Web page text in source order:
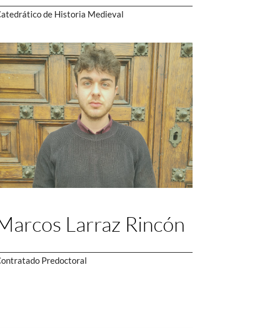
de Historia Medieval
Larraz Rincón
Predoctoral